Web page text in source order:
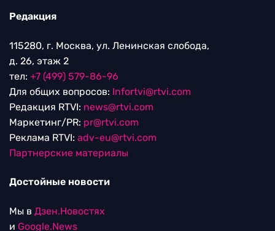
Редакция
115280, г. Москва, ул. Ленинская слобода,
д. 26, этаж 2
тел: +7 (499) 579-86-96
Для общих вопросов: Infortvi@rtvi.com
Редакция RTVI: news@rtvi.com
Маркетинг/PR: pr@rtvi.com
Реклама RTVI: adv-eu@rtvi.com
Партнерские материалы
Достойные новости
Мы в Дзен.Новостях
и Google.News